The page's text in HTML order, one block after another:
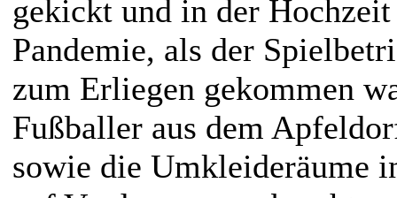
gekickt und in der
Pandemie, als der
zum Erliegen gekommen
Fußballer aus dem
sowie die Umkleideräume